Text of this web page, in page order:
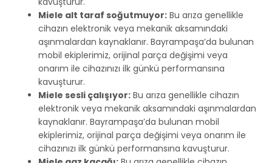
Miele alt taraf soğutmuyor: Bu arıza genellikle
cihazın elektronik veya mekanik aksamındaki
aşınmalardan kaynaklanır. Bayrampaşa’da bulunan
mobil ekiplerimiz, orijinal parça değişimi veya
onarım ile cihazınızı ilk günkü performansına
kavuşturur.
Miele sesli çalışıyor: Bu arıza genellikle cihazın
elektronik veya mekanik aksamındaki aşınmalardan
kaynaklanır. Bayrampaşa’da bulunan mobil
ekiplerimiz, orijinal parça değişimi veya onarım ile
cihazınızı ilk günkü performansına kavuşturur.